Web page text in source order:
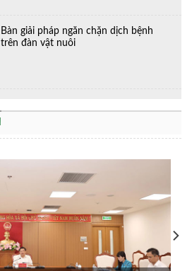
Bàn giải pháp ngăn chặn dịch bệnh
trên đàn vật nuôi